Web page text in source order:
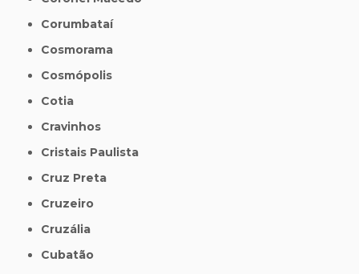
Corumbataí
Cosmorama
Cosmópolis
Cotia
Cravinhos
Cristais Paulista
Cruz Preta
Cruzeiro
Cruzália
Cubatão